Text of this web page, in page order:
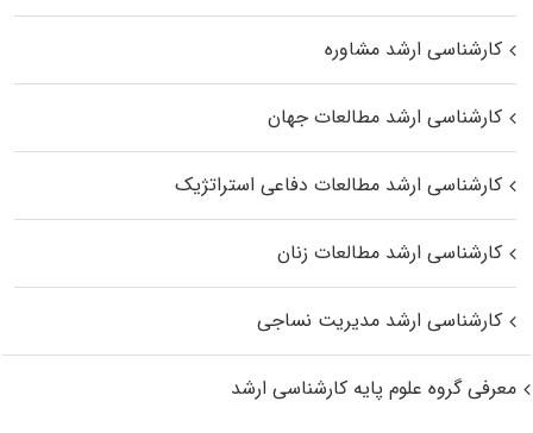
کارشناسی ارشد مشاوره
کارشناسی ارشد مطالعات جهان
کارشناسی ارشد مطالعات دفاعی استراتژیک
کارشناسی ارشد مطالعات زنان
کارشناسی ارشد مدیریت نساجی
معرفی گروه علوم پایه کارشناسی ارشد